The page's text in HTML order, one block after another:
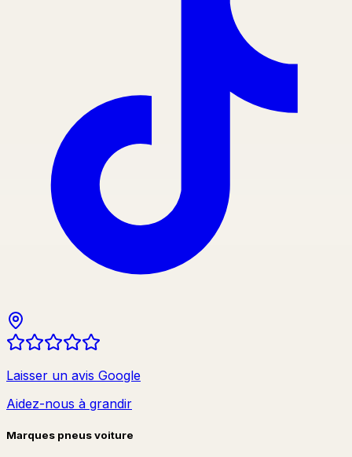
Laisser un avis Google
Aidez-nous à grandir
Marques pneus voiture